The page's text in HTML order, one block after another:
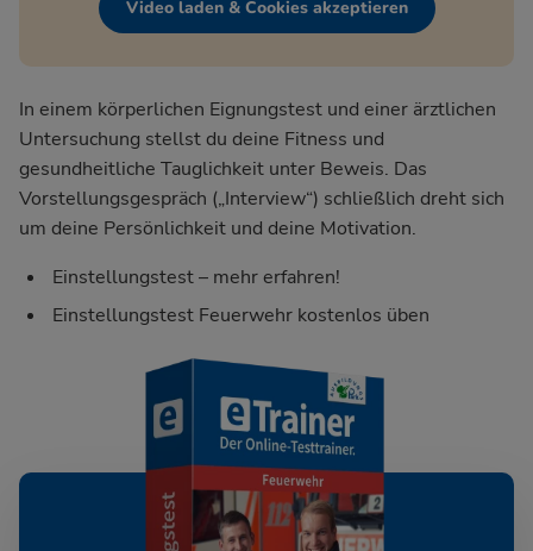
Video laden & Cookies akzeptieren
In einem körperlichen Eignungstest und einer ärztlichen
Untersuchung stellst du deine Fitness und
gesundheitliche Tauglichkeit unter Beweis. Das
Vorstellungsgespräch („Interview“) schließlich dreht sich
um deine Persönlichkeit und deine Motivation.
Einstellungstest – mehr erfahren!
Einstellungstest Feuerwehr kostenlos üben